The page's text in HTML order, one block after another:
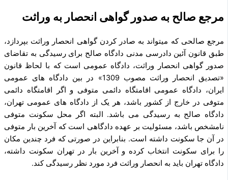
مرجع صالح به صدور گواهی انحصار به وراثت
مرجع صالحی که می­تواند به صادر کردن گواهی انحصار وراثت بپردازد،
طبق قانون آئین دادرسی مدنی دادگاه صالح برای رسیدگی به تقاضای
صدور گواهی انحصار وراثت، دادگاه عمومی است که با لحاظ قانون
«تصدیق انحصار وراثت مصوب 1309» در بین دادگاه ­های عمومی
ایران، دادگاه عمومی اقامتگاه دائمی متوفی و اگر اقامتگاه دائمی
متوفی در خارج از کشور باشد، هر یک از دادگاه‌ های عمومی تهران،
دادگاه صالح به رسیدگی می‌ باشد. البته اگر محل سکونت متوفی
نامشخص باشد، مسئولیت بر عهده دادگاهی است که آخرین بار متوفی
در آن جا سکونت داشته است. بنابراین در صورتی که فرد چندین مکان
را برای سکونت انتخاب کرده و آخرین بار در تهران سکونت داشته،
دادگاه تهران باید به انحصار وراثت فرد مورد نظر رسیدگی کند.